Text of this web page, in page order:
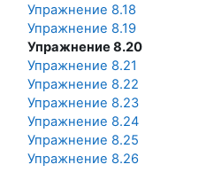
Упражнение 8.18
Упражнение 8.19
Упражнение 8.20
Упражнение 8.21
Упражнение 8.22
Упражнение 8.23
Упражнение 8.24
Упражнение 8.25
Упражнение 8.26